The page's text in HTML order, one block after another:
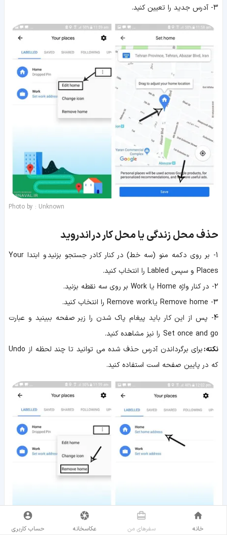
3- آدرس جدید را تعیین کنید.
Photo by : Unknown
حذف محل زندگی یا محل کاردر اندروید
1- بر روی دکمه منو (سه خط) در کنار کادر جستجو بزنید و ابتدا Your
Places و سپس Labled را انتخاب کنید.
2- در کنار واژه Home یا Work بر روی سه نقطه بزنید.
3- Remove home یا Remove work را انتخاب کنید.
4- پس از این کار باید پیغام پاک شدن را زیر صفحه ببینید و عبارت
Set once and go را نیز مشاهده کنید.
نکته:
برای برگرداندن آدرس حذف شده می توانید تا چند لحظه از Undo
که در پایین صفحه است استفاده کنید.
خانه سفر‌های من عکاسخانه حساب کاربری